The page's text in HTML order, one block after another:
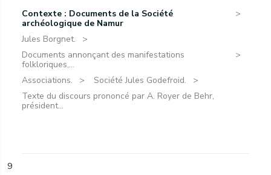
Contexte : Documents de la Société
archéologique de Namur
Jules Borgnet.
Documents annonçant des manifestations
folkloriques,...
Associations.
Société Jules Godefroid.
Texte du discours prononcé par A. Royer de Behr,
président...
9